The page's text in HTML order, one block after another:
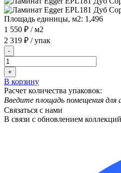
Площадь единицы, м2: 1,496
1 550 ₽ / м2
2 319 ₽ / упак
-
+
В корзину
Расчет количества упаковок:
Введите площадь помещения для
Связаться с нами
В связи с обновлением